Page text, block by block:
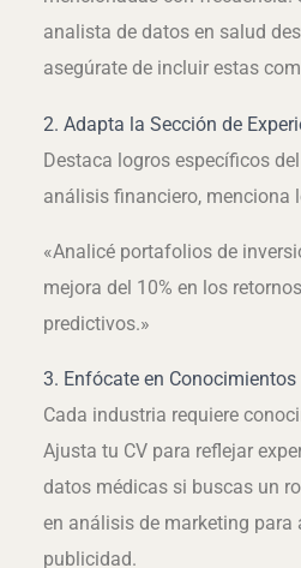
analista de datos en salud
asegúrate de incluir estas
2. Adapta la Sección de
Destaca logros específicos
análisis financiero, menciona
«Analicé portafolios de
mejora del 10% en los
predictivos.»
3. Enfócate en
Cada industria requiere
Ajusta tu CV para reflejar
datos médicas si buscas un
en análisis de marketing para
publicidad.